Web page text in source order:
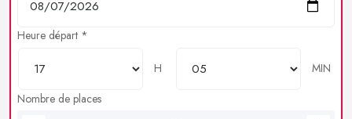
Heure départ *
H
MIN
Nombre de places